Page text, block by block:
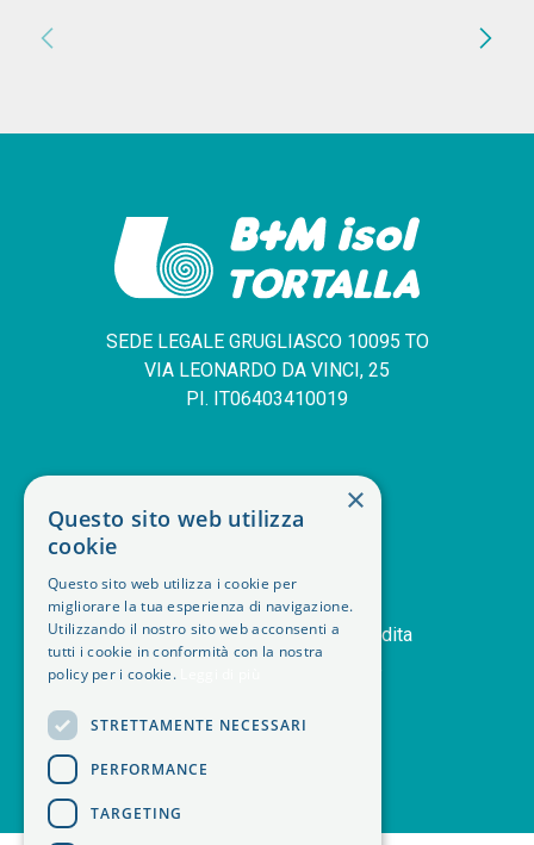
chevron_left chevron_right
SEDE LEGALE GRUGLIASCO 10095 TO
VIA LEONARDO DA VINCI, 25
PI. IT06403410019
SERVIZIO CLIENTI
deskphone +39 011 408 14 28
orders Storico ordini
handshake Termini e condizioni di vendita
delivery_truck_speed
×
Questo sito web utilizza
cookie
Questo sito web utilizza i cookie per
migliorare la tua esperienza di navigazione.
Utilizzando il nostro sito web acconsenti a
tutti i cookie in conformità con la nostra
policy per i cookie.
STRETTAMENTE NECESSARI
PERFORMANCE
TARGETING